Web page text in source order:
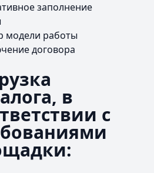
заполнение
модели работы
договора
в
с